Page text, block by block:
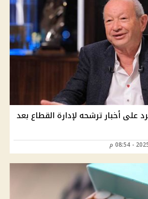
على أخبار ترشحه لإدارة القطاع بعد